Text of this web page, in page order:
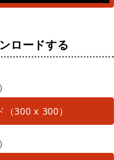
ロードする
（300 x 300）